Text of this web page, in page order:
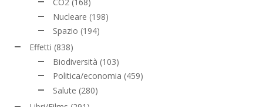
Nucleare (198)
Spazio (194)
Effetti (838)
Biodiversità (103)
Politica/economia (459)
Salute (280)